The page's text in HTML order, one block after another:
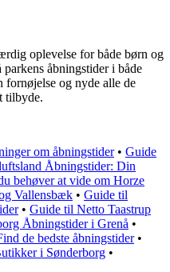
oplevelse for både børn og
åbningstider i både
fornøjelse og nyde alle de
tilbyde.
om åbningstider• Guide
Åbningstider: Din
behøver at vide om Horze
Vallensbæk • Guide til
• Guide til Netto Taastrup
Åbningstider i Grenå •
de bedste åbningstider•
i Sønderborg •